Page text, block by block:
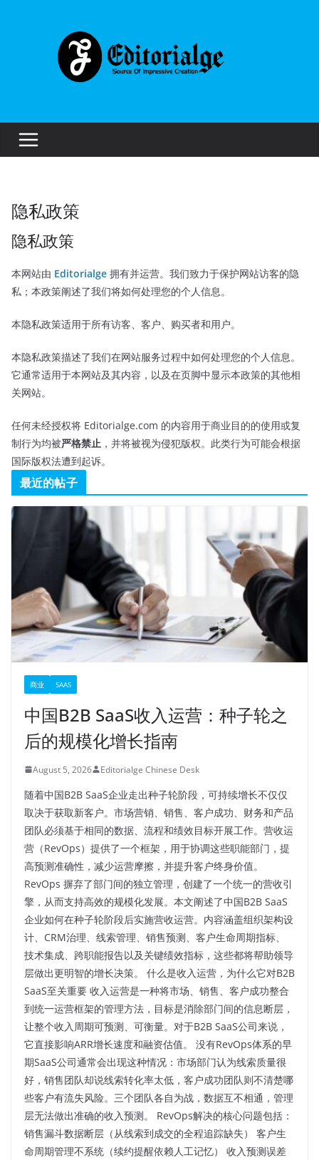
隐私政策
隐私政策
本网站由 Editorialge 拥有并运营。我们致力于保护网站访客的隐
私；本政策阐述了我们将如何处理您的个人信息。
本隐私政策适用于所有访客、客户、购买者和用户。
本隐私政策描述了我们在网站服务过程中如何处理您的个人信息。
它通常适用于本网站及其内容，以及在页脚中显示本政策的其他相
关网站。
任何未经授权将 Editorialge.com 的内容用于商业目的的使用或复
制行为均被严格禁止 ，并将被视为侵犯版权。此类行为可能会根据
国际版权法遭到起诉。
最近的帖子
商业 SAAS
中国B2B SaaS收入运营：种子轮之
后的规模化增长指南
August 5, 2026 Editorialge Chinese Desk
随着中国B2B SaaS企业走出种子轮阶段，可持续增长不仅仅
取决于获取新客户。市场营销、销售、客户成功、财务和产品
团队必须基于相同的数据、流程和绩效目标开展工作。营收运
营（RevOps）提供了一个框架，用于协调这些职能部门，提
高预测准确性，减少运营摩擦，并提升客户终身价值。
RevOps 摒弃了部门间的独立管理，创建了一个统一的营收引
擎，从而支持高效的规模化发展。本文阐述了中国B2B SaaS
企业如何在种子轮阶段后实施营收运营。内容涵盖组织架构设
计、CRM治理、线索管理、销售预测、客户生命周期指标、
技术集成、跨职能报告以及关键绩效指标，这些都将帮助领导
层做出更明智的增长决策。 什么是收入运营，为什么它对B2B
SaaS至关重要 收入运营是一种将市场、销售、客户成功整合
到统一运营框架的管理方法，目标是消除部门间的信息断层，
让整个收入周期可预测、可衡量。对于B2B SaaS公司来说，
它直接影响ARR增长速度和融资估值。 没有RevOps体系的早
期SaaS公司通常会出现这种情况：市场部门认为线索质量很
好，销售团队却说线索转化率太低，客户成功团队则不清楚哪
些客户有流失风险。三个团队各自为战，数据互不相通，管理
层无法做出准确的收入预测。 RevOps解决的核心问题包括：
销售漏斗数据断层（从线索到成交的全程追踪缺失） 客户生
命周期管理不系统（续约提醒依赖人工记忆） 收入预测误差